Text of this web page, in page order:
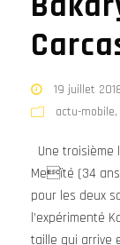
19 juillet
actu-mobile,
Une troisième
Meïté (34
pour les deux
l’expérimenté
taille qui arrive